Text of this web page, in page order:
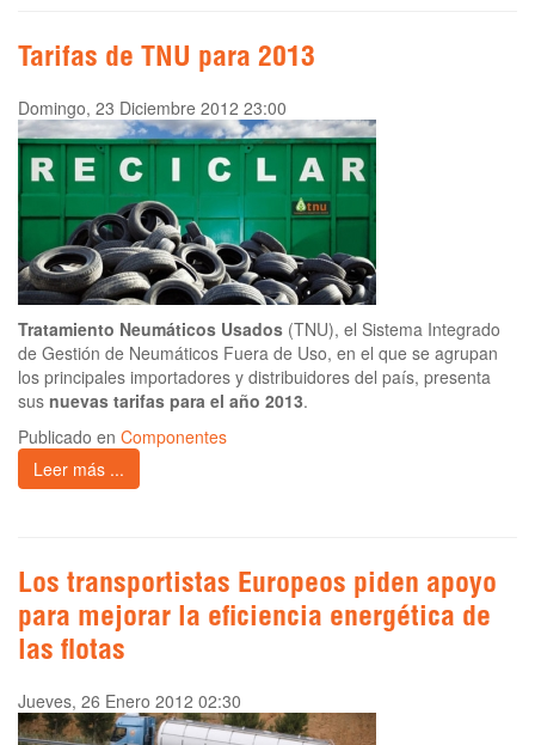
Tarifas de TNU para 2013
Domingo, 23 Diciembre 2012 23:00
Tratamiento Neumáticos Usados (TNU), el Sistema Integrado
de Gestión de Neumáticos Fuera de Uso, en el que se agrupan
los principales importadores y distribuidores del país, presenta
sus nuevas tarifas para el año 2013.
Publicado en Componentes
Leer más ...
Los transportistas Europeos piden apoyo
para mejorar la eficiencia energética de
las flotas
Jueves, 26 Enero 2012 02:30